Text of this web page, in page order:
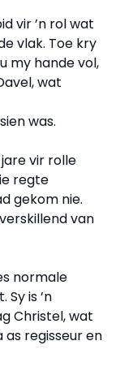
vir ’n rol wat
vlak. Toe kry
my hande vol,
wat
was.
vir rolle
regte
gekom nie.
van
normale
is ’n
Christel, wat
regisseur en